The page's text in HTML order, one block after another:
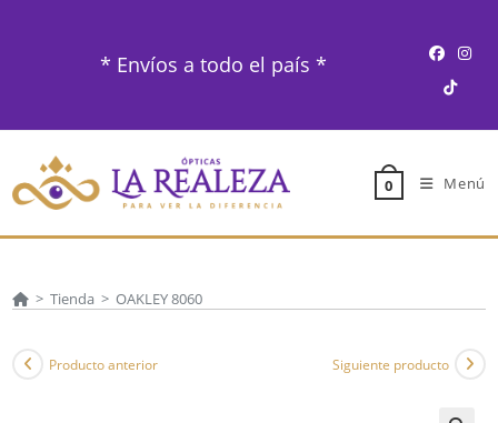
* Envíos a todo el país *
0 Menú
> Tienda > OAKLEY 8060
Producto anterior Siguiente producto